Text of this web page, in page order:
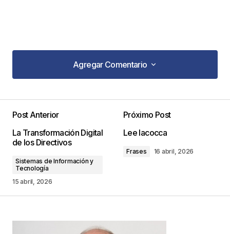
Agregar Comentario
Agregar Comentario
publicada. Los campos obligatorios están
marcados con
Comentario
Post Anterior
La Transformación Digital
de los Directivos
Sistemas de Información y
Tecnología
15 abril, 2026
Próximo Post
Lee Iacocca
Frases 16 abril, 2026